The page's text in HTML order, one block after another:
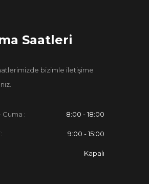
Saatleri
bizimle iletişime
Cuma : 8:00 - 18:00
9:00 - 15:00
Kapalı